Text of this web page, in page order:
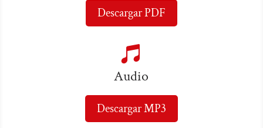
Descargar PDF

Audio
Descargar MP3